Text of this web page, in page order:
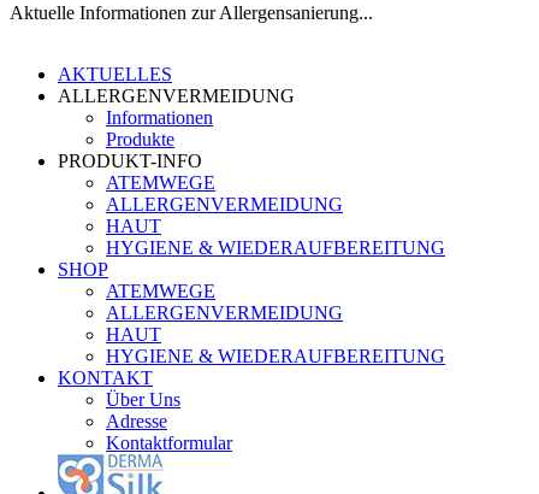
Aktuelle Informationen zur Allergensanierung...
AKTUELLES
ALLERGENVERMEIDUNG
Informationen
Produkte
PRODUKT-INFO
ATEMWEGE
ALLERGENVERMEIDUNG
HAUT
HYGIENE & WIEDERAUFBEREITUNG
SHOP
ATEMWEGE
ALLERGENVERMEIDUNG
HAUT
HYGIENE & WIEDERAUFBEREITUNG
KONTAKT
Über Uns
Adresse
Kontaktformular